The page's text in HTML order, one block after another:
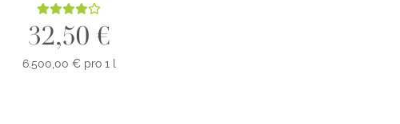
32,50 €
6.500,00 € pro 1 l